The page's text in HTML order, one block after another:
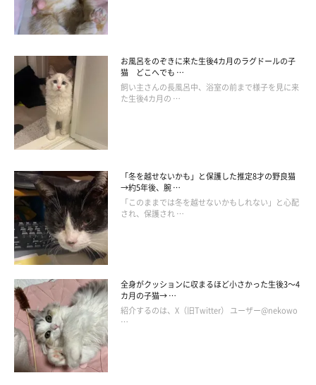
猫の幸せを願って作られたジュエリーを制
作・販売
お風呂をのぞきに来た生後4カ月のラグドールの子
猫 どこへでも …
飼い主さんの長風呂中、浴室の前まで様子を見に来
た生後4カ月の …
「冬を越せないかも」と保護した推定8才の野良猫
→約5年後、腕 …
「このままでは冬を越せないかもしれない」と心配
され、保護され …
全身がクッションに収まるほど小さかった生後3～4
カ月の子猫→ …
紹介するのは、X（旧Twitter） ユーザー@nekowo
…